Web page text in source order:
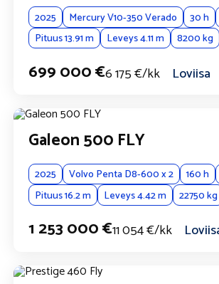
2025 Mercury V10-350 Verado 30 h
Pituus 13.91 m
Leveys 4.11 m 8200 kg
699 000 €6 175 €/kk Loviisa
Galeon 500 FLY
2025 Volvo Penta D8-600 x 2 160 h
Pituus 16.2 m
Leveys 4.42 m 22750 kg
1 253 000 €11 054 €/kk